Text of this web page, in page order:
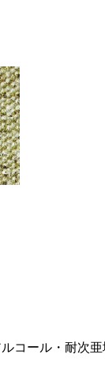
ルコール・耐次